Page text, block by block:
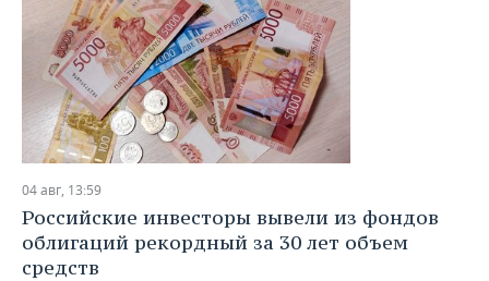
04 авг, 13:59
Российские инвесторы вывели из фондов
облигаций рекордный за 30 лет объем
средств